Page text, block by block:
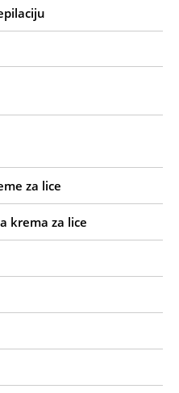
za lice
krema za lice